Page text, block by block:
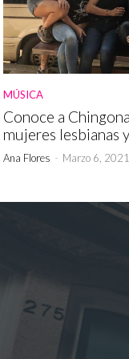
MÚSICA
Conoce a
mujeres lesbianas
Ana Flores - Marzo 6, 2021